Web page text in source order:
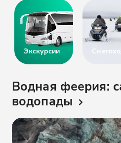
Экскурсии
Водная феерия:
водопады